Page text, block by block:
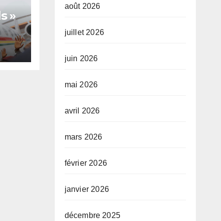
»
août 2026
juillet 2026
juin 2026
mai 2026
avril 2026
mars 2026
février 2026
janvier 2026
décembre 2025